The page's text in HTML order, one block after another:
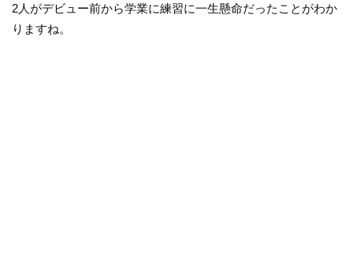
2人がデビュー前から学業に練習に一生懸命だったことがわか
りますね。